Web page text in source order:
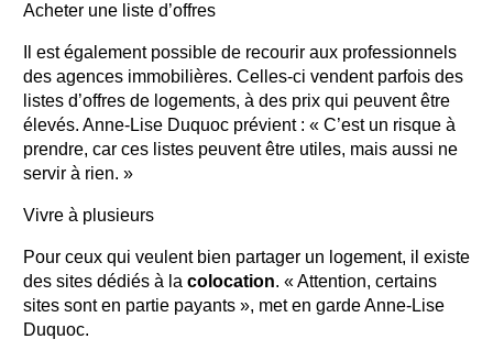
Acheter une liste d’offres
Il est également possible de recourir aux professionnels
des agences immobilières. Celles-ci vendent parfois des
listes d’offres de logements, à des prix qui peuvent être
élevés. Anne-Lise Duquoc prévient : « C’est un risque à
prendre, car ces listes peuvent être utiles, mais aussi ne
servir à rien. »
Vivre à plusieurs
Pour ceux qui veulent bien partager un logement, il existe
des sites dédiés à la colocation. « Attention, certains
sites sont en partie payants », met en garde Anne-Lise
Duquoc.